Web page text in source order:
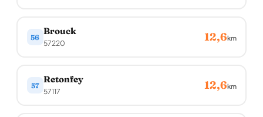
56
Brouck
57220 12,6km
57
Retonfey
57117 12,6km